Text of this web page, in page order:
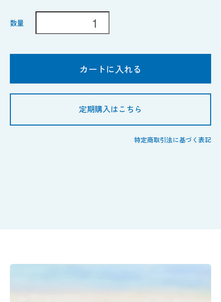
数量
カートに入れる
定期購入はこちら
特定商取引法に基づく表記